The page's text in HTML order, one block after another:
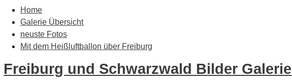
Home
Galerie Übersicht
neuste Fotos
Mit dem Heißluftballon über Freiburg
Freiburg und Schwarzwald Bilder Galerie